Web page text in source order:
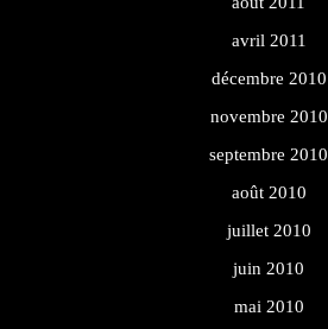
avril 2011
décembre 2010
novembre 2010
septembre 2010
août 2010
juillet 2010
juin 2010
mai 2010